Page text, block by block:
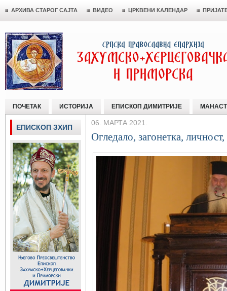
АРХИВА СТАРОГ САЈТА ВИДЕО ЦРКВЕНИ КАЛЕНДАР
ПОЧЕТАК ИСТОРИЈА ЕПИСКОП ДИМИТРИЈЕ
06. МАРТА 2021.
Огледало, загонетка,
ЕПИСКОП ЗХИП